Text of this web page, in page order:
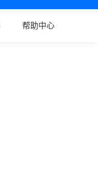
帮助中心